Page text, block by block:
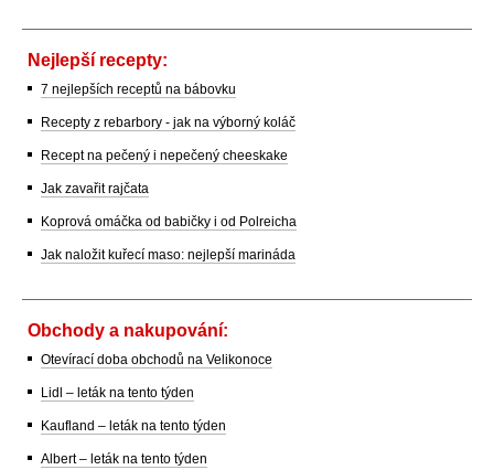
Nejlepší recepty:
7 nejlepších receptů na bábovku
Recepty z rebarbory - jak na výborný koláč
Recept na pečený i nepečený cheeskake
Jak zavařit rajčata
Koprová omáčka od babičky i od Polreicha
Jak naložit kuřecí maso: nejlepší marináda
Obchody a nakupování:
Otevírací doba obchodů na Velikonoce
Lidl – leták na tento týden
Kaufland – leták na tento týden
Albert – leták na tento týden